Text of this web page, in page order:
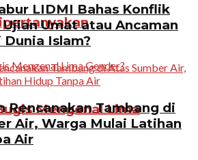
Mengenal Lima
LIDMI Bahas Konflik
Umat atau Ancaman
Islam?
Rencanakan Tambang di
Air, Warga Mulai Latihan
Air